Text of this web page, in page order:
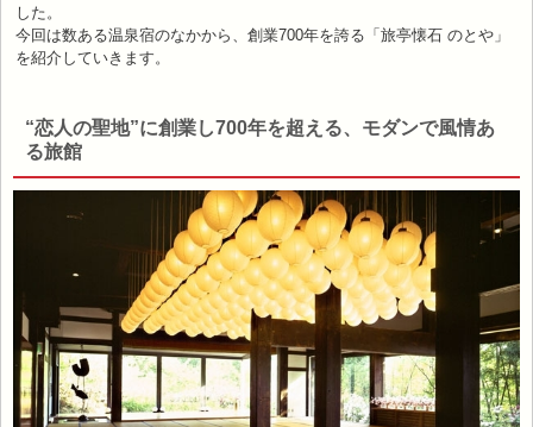
した。
今回は数ある温泉宿のなかから、創業700年を誇る「旅亭懐石 のとや」
を紹介していきます。
“恋人の聖地”に創業し700年を超える、モダンで風情あ
る旅館